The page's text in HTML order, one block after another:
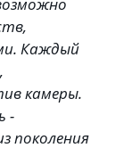
Каждый
камеры.
-
поколения